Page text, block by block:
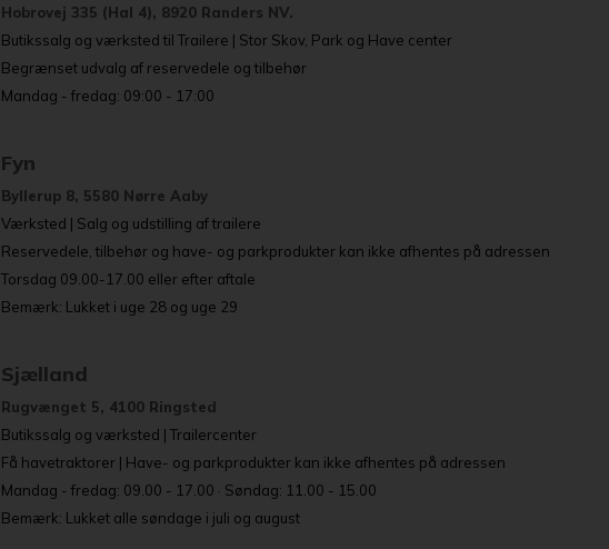
Hobrovej 335 (Hal 4), 8920 Randers NV.
Butikssalg og værksted til Trailere | Stor Skov, Park og Have center
Begrænset udvalg af reservedele og tilbehør
Mandag - fredag: 09:00 - 17:00
Fyn
Byllerup 8, 5580 Nørre Aaby
Værksted | Salg og udstilling af trailere
Reservedele, tilbehør og have- og parkprodukter kan ikke afhentes på adressen
Torsdag 09.00-17.00 eller efter aftale
Bemærk: Lukket i uge 28 og uge 29
Sjælland
Rugvænget 5, 4100 Ringsted
Butikssalg og værksted | Trailercenter
Få havetraktorer | Have- og parkprodukter kan ikke afhentes på adressen
Mandag - fredag: 09.00 - 17.00 · Søndag: 11.00 - 15.00
Bemærk: Lukket alle søndage i juli og august